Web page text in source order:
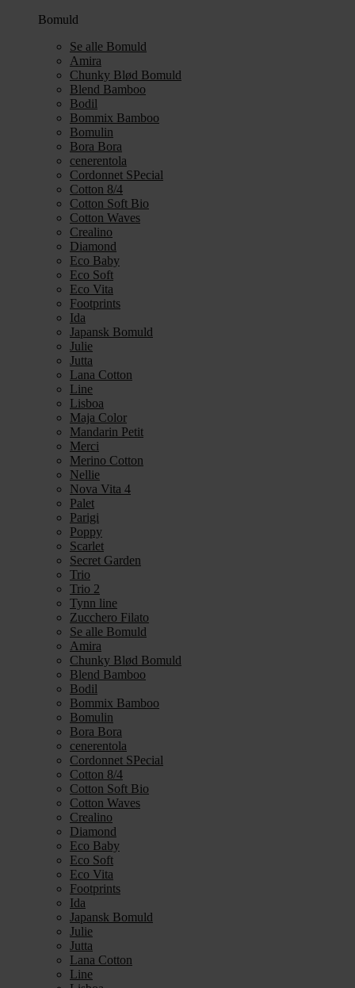
Bomuld
Se alle Bomuld
Amira
Chunky Blød Bomuld
Blend Bamboo
Bodil
Bommix Bamboo
Bomulin
Bora Bora
cenerentola
Cordonnet SPecial
Cotton 8/4
Cotton Soft Bio
Cotton Waves
Crealino
Diamond
Eco Baby
Eco Soft
Eco Vita
Footprints
Ida
Japansk Bomuld
Julie
Jutta
Lana Cotton
Line
Lisboa
Maja Color
Mandarin Petit
Merci
Merino Cotton
Nellie
Nova Vita 4
Palet
Parigi
Poppy
Scarlet
Secret Garden
Trio
Trio 2
Tynn line
Zucchero Filato
Se alle Bomuld
Amira
Chunky Blød Bomuld
Blend Bamboo
Bodil
Bommix Bamboo
Bomulin
Bora Bora
cenerentola
Cordonnet SPecial
Cotton 8/4
Cotton Soft Bio
Cotton Waves
Crealino
Diamond
Eco Baby
Eco Soft
Eco Vita
Footprints
Ida
Japansk Bomuld
Julie
Jutta
Lana Cotton
Line